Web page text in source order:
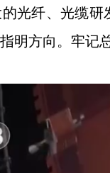
光纤、光缆
明方向。牢记